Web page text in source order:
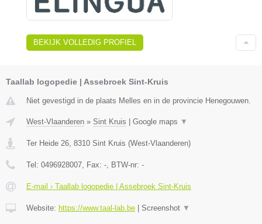
BEKIJK VOLLEDIG PROFIEL
Taallab logopedie | Assebroek Sint-Kruis
Niet gevestigd in de plaats Melles en in de provincie Henegouwen.
West-Vlaanderen » Sint Kruis Google maps ▼
Ter Heide 26, 8310 Sint Kruis (West-Vlaanderen)
Tel: 0496928007, Fax: -, BTW-nr: -
E-mail › Taallab logopedie | Assebroek Sint-Kruis
Website: https://www.taal-lab.be Screenshot ▼